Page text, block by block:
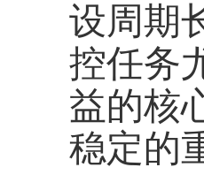
设周期
控任务
益的核
稳定